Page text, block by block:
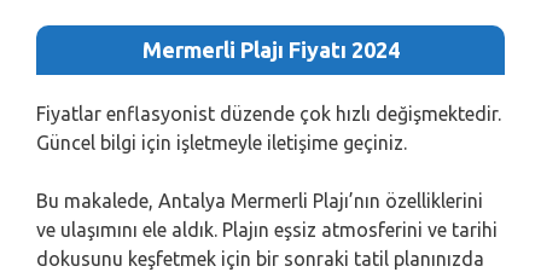
Mermerli Plajı Fiyatı 2024
Fiyatlar enflasyonist düzende çok hızlı değişmektedir.
Güncel bilgi için işletmeyle iletişime geçiniz.
Bu makalede, Antalya Mermerli Plajı’nın özelliklerini
ve ulaşımını ele aldık. Plajın eşsiz atmosferini ve tarihi
dokusunu keşfetmek için bir sonraki tatil planınızda